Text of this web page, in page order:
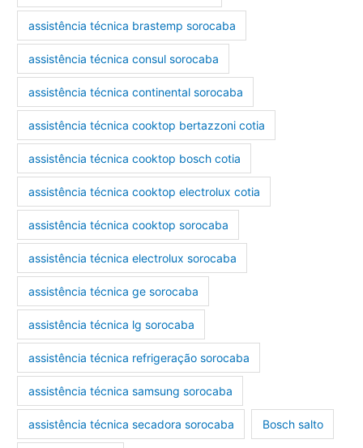
assistência técnica brastemp sorocaba
assistência técnica consul sorocaba
assistência técnica continental sorocaba
assistência técnica cooktop bertazzoni cotia
assistência técnica cooktop bosch cotia
assistência técnica cooktop electrolux cotia
assistência técnica cooktop sorocaba
assistência técnica electrolux sorocaba
assistência técnica ge sorocaba
assistência técnica lg sorocaba
assistência técnica refrigeração sorocaba
assistência técnica samsung sorocaba
assistência técnica secadora sorocaba Bosch salto